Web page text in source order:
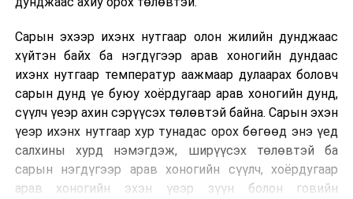
Сарын эхээр ихэнх нутгаар олон жилийн дунджаас
хүйтэн байх ба нэгдүгээр арав хоногийн дундаас
ихэнх нутгаар температур аажмаар дулаарах боловч
сарын дунд үе буюу хоёрдугаар арав хоногийн дунд,
сүүлч үеэр ахин сэрүүсэх төлөвтэй байна. Сарын эхэн
үеэр ихэнх нутгаар хур тунадас орох бөгөөд энэ үед
салхины хурд нэмэгдэж, ширүүсэх төлөвтэй ба
сарын нэгдүгээр арав хоногийн сүүлч, хоёрдугаар
арав хоногийн эхэн үеэр зүүн болон говийн